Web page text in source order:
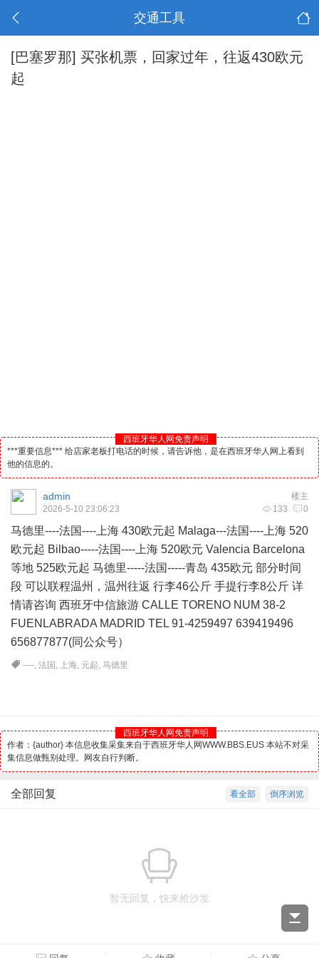
交通工具
[巴塞罗那] 买张机票，回家过年，往返430欧元
起
西班牙华人网免责声明
***重要信息*** 给店家老板打电话的时候，请告诉他，是在西班牙华人网上看到
他的信息的。
楼主
admin
133 0
2026-5-10 23:06:23
马德里----法国----上海 430欧元起 Malaga---法国----上海 520
欧元起 Bilbao-----法国----上海 520欧元 Valencia Barcelona
等地 525欧元起 马德里-----法国-----青岛 435欧元 部分时间
段 可以联程温州，温州往返 行李46公斤 手提行李8公斤 详
情请咨询 西班牙中信旅游 CALLE TORENO NUM 38-2
FUENLABRADA MADRID TEL 91-4259497 639419496
656877877(同公众号）
----,法国 , 上海, 元起,马德里
西班牙华人网免责声明
作者：{author} 本信息收集采集来自于西班牙华人网WWW.BBS.EUS 本站不对采
集信息做甄别处理。网友自行判断。
倒序浏览
看全部
全部回复
暂无回复，快来抢沙发